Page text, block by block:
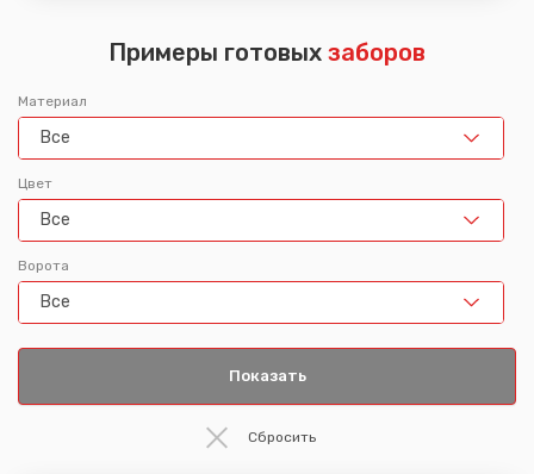
Примеры готовых заборов
Материал
Все
Цвет
Все
Ворота
Все